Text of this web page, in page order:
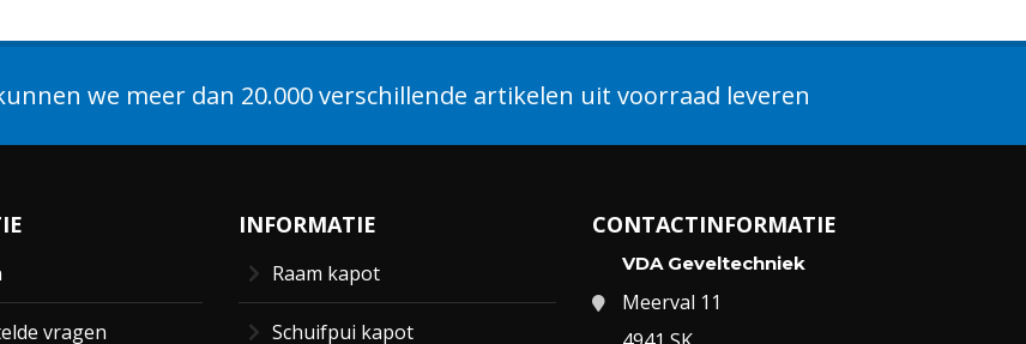
we meer dan 20.000 verschillende artikelen uit voorraad leveren
vragen
INFORMATIE
Raam kapot
Schuifpui kapot
CONTACTINFORMATIE
VDA Geveltechniek
Meerval 11